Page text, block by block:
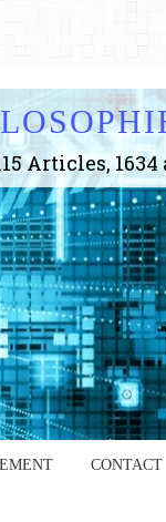
CONTACT